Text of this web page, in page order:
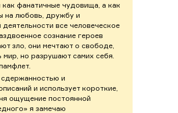
фанатичные чудовища, а как
на любовь, дружбу и
все человеческое
сознание героев
зло, они мечтают о свободе,
но разрушают самих себя.
сдержанностью и
и использует короткие,
ощущение постоянной
я замечаю